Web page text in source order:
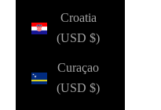
Croatia
(USD $)
Curaçao
(USD $)